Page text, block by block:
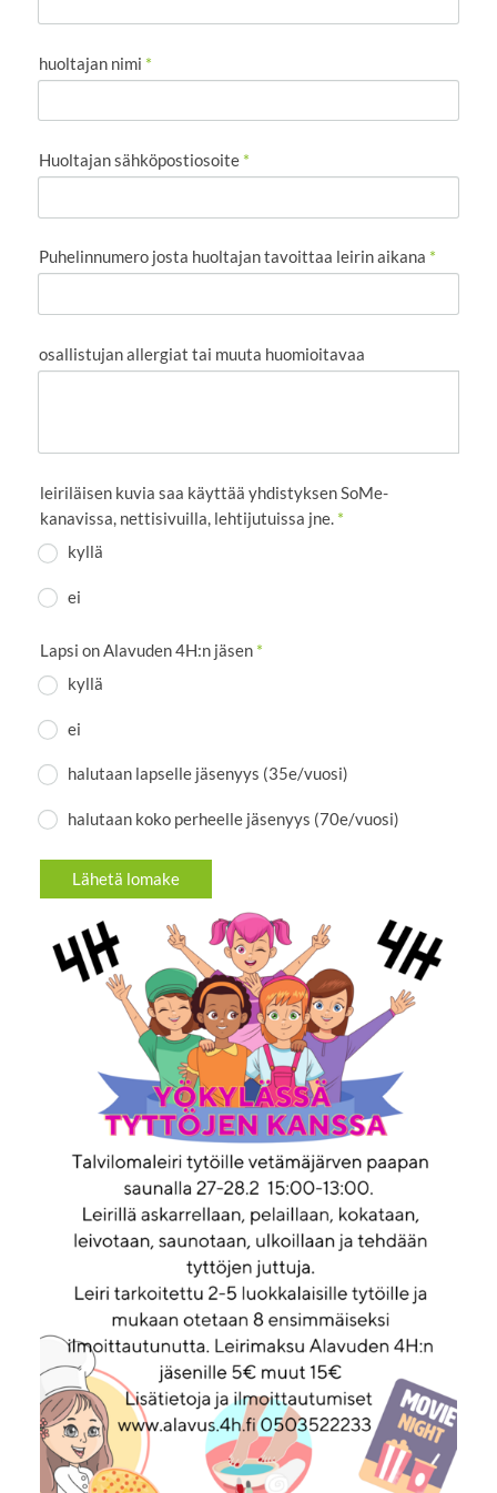
huoltajan nimi *
Huoltajan sähköpostiosoite *
Puhelinnumero josta huoltajan tavoittaa leirin aikana *
osallistujan allergiat tai muuta huomioitavaa
leiriläisen kuvia saa käyttää yhdistyksen SoMe-
kanavissa, nettisivuilla, lehtijutuissa jne.*
kyllä
ei
Lapsi on Alavuden 4H:n jäsen*
kyllä
ei
halutaan lapselle jäsenyys (35e/vuosi)
halutaan koko perheelle jäsenyys (70e/vuosi)
Lähetä lomake